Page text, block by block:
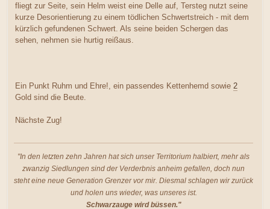
fliegt zur Seite, sein Helm weist eine Delle auf, Tersteg nutzt seine
kurze Desorientierung zu einem tödlichen Schwertstreich - mit dem
kürzlich gefundenen Schwert. Als seine beiden Schergen das
sehen, nehmen sie hurtig reißaus.
Ein Punkt Ruhm und Ehre!, ein passendes Kettenhemd sowie 2
Gold sind die Beute.
Nächste Zug!
"In den letzten zehn Jahren hat sich unser Territorium halbiert, mehr als
zwanzig Siedlungen sind der Verderbnis anheim gefallen, doch nun
steht eine neue Generation Grenzer vor mir. Diesmal schlagen wir zurück
und holen uns wieder, was unseres ist.
Schwarzauge wird büssen."